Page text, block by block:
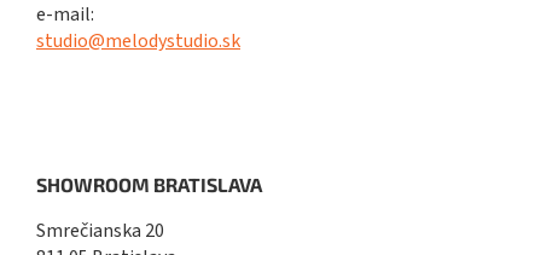
e-mail:
studio@melodystudio.sk
SHOWROOM BRATISLAVA
Smrečianska 20